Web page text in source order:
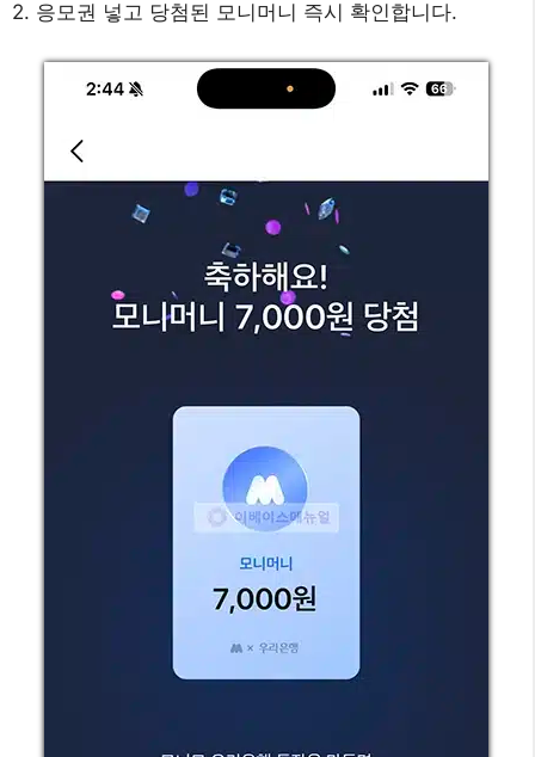
2. 응모권 넣고 당첨된 모니머니 즉시 확인합니다.